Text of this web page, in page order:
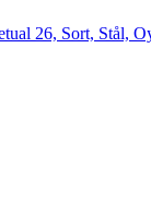
26, Sort, Stål,